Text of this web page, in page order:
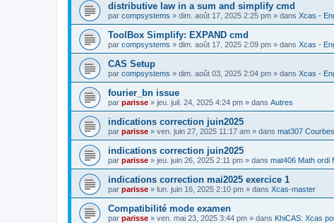
distributive law in a sum and simplify cmd
par compsystems » dim. août 17, 2025 2:25 pm » dans Xcas -
ToolBox Simplify: EXPAND cmd
par compsystems » dim. août 17, 2025 2:09 pm » dans Xcas -
CAS Setup
par compsystems » dim. août 03, 2025 2:04 pm » dans Xcas -
fourier_bn issue
par parisse » jeu. juil. 24, 2025 4:24 pm » dans Autres
indications correction juin2025
par parisse » ven. juin 27, 2025 11:17 am » dans mat307
indications correction juin2025
par parisse » jeu. juin 26, 2025 2:11 pm » dans mat406 Math ordi
indications correction mai2025 exercice 1
par parisse » lun. juin 16, 2025 2:10 pm » dans Xcas-master
Compatibilité mode examen
par parisse » ven. mai 23, 2025 3:44 pm » dans KhiCAS: Xcas